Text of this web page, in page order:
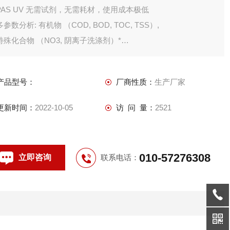
PAS UV 无需试剂，无需耗材，使用成本极低
参数分析: 有机物 （COD, BOD, TOC, TSS）,
殊化合物 （NO3, 阴离子洗涤剂）*
品型号： 厂商性质： 生产厂家
新时间： 2022-10-05 访 问 量： 2521
立即咨询 联系电话： 010-57276308